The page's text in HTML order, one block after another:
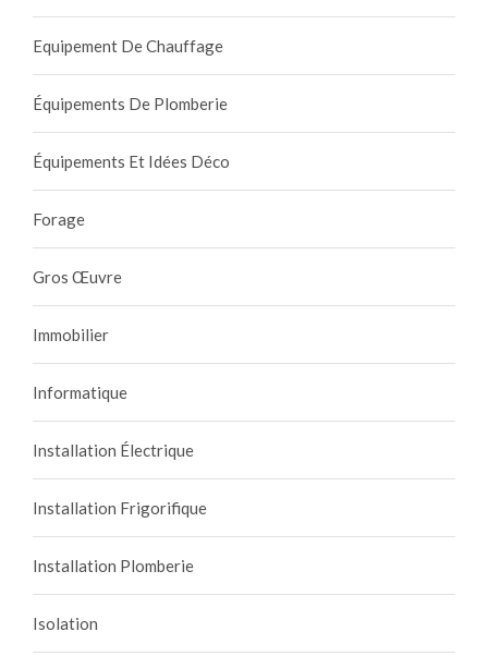
Equipement De Chauffage
Équipements De Plomberie
Équipements Et Idées Déco
Forage
Gros Œuvre
Immobilier
Informatique
Installation Électrique
Installation Frigorifique
Installation Plomberie
Isolation